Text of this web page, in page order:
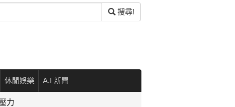
搜尋!
休閒娛樂 A.I 新聞
力